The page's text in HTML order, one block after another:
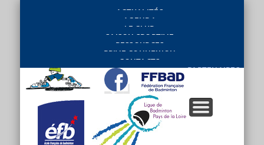
ACTUALITÉS
AGENDA
LE CLUB
SAISON SPORTIVE
RESSOURCES
PRIVE CONNEXION
CONTACTS
PARTENAIRES